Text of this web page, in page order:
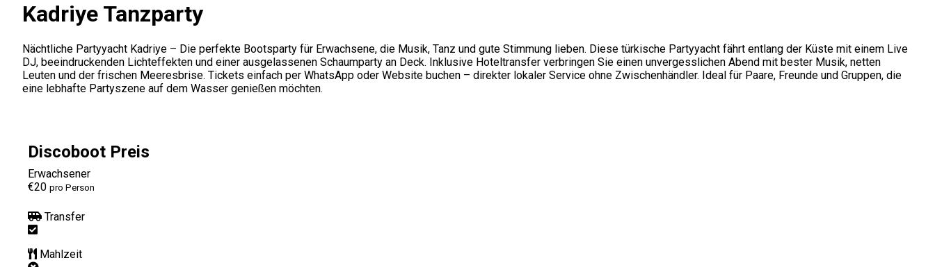
Kadriye Tanzparty
Nächtliche Partyyacht Kadriye – Die perfekte Bootsparty für Erwachsene, die Musik, Tanz und gute Stimmung lieben. Diese türkische Partyyacht fährt entlang der Küste mit einem Live
DJ, beeindruckenden Lichteffekten und einer ausgelassenen Schaumparty an Deck. Inklusive Hoteltransfer verbringen Sie einen unvergesslichen Abend mit bester Musik, netten
Leuten und der frischen Meeresbrise. Tickets einfach per WhatsApp oder Website buchen – direkter lokaler Service ohne Zwischenhändler. Ideal für Paare, Freunde und Gruppen, die
eine lebhafte Partyszene auf dem Wasser genießen möchten.
Discoboot Preis
Erwachsener
€20 pro Person
Transfer
Mahlzeit